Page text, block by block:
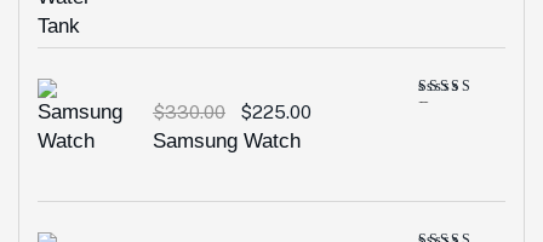
Samsung Watch
Bewertet
$330.00 $225.00